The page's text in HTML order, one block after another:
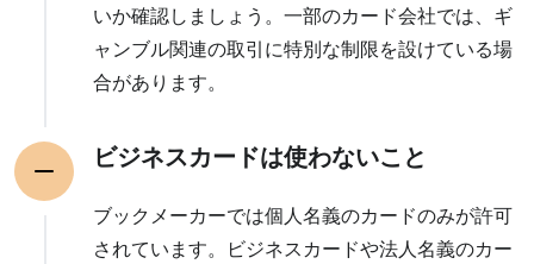
いか確認しましょう。一部のカード会社では、ギ
ャンブル関連の取引に特別な制限を設けている場
合があります。
ビジネスカードは使わないこと
ブックメーカーでは個人名義のカードのみが許可
されています。ビジネスカードや法人名義のカー